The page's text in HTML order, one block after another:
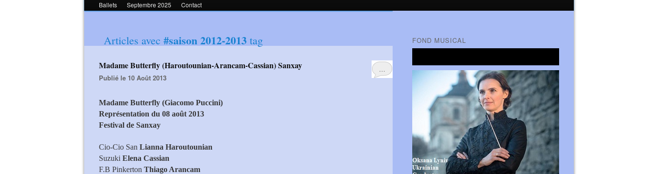
Ballets
Septembre 2025 Contact
Articles avec #saison 2012-2013 tag
…
Madame Butterfly (Haroutounian-Arancam-Cassian) Sanxay
Publié le 10 Août 2013
Madame Butterfly (Giacomo Puccini)
Représentation du 08 août 2013
Festival de Sanxay
Cio-Cio San Lianna Haroutounian
Suzuki Elena Cassian
F.B Pinkerton Thiago Arancam
FOND MUSICAL